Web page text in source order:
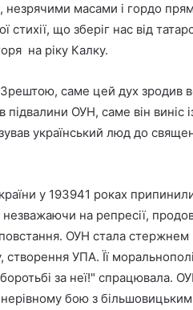
масами і гордо
що зберіг нас від
на ріку Калку.
саме цей дух зродив
ОУН, саме він виніс
український люд до
у 193941 роках
незважаючи на репресії,
ОУН стала стержнем
УПА. Її
за неї!" спрацювала.
бою з